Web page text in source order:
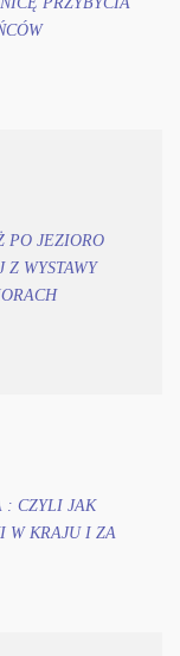
PO JEZIORO
WYSTAWY
: CZYLI JAK
W KRAJU I ZA